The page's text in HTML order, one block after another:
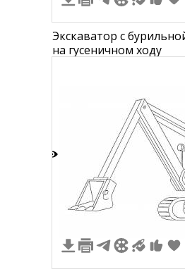
Экскаватор с
на гусеничном ходу